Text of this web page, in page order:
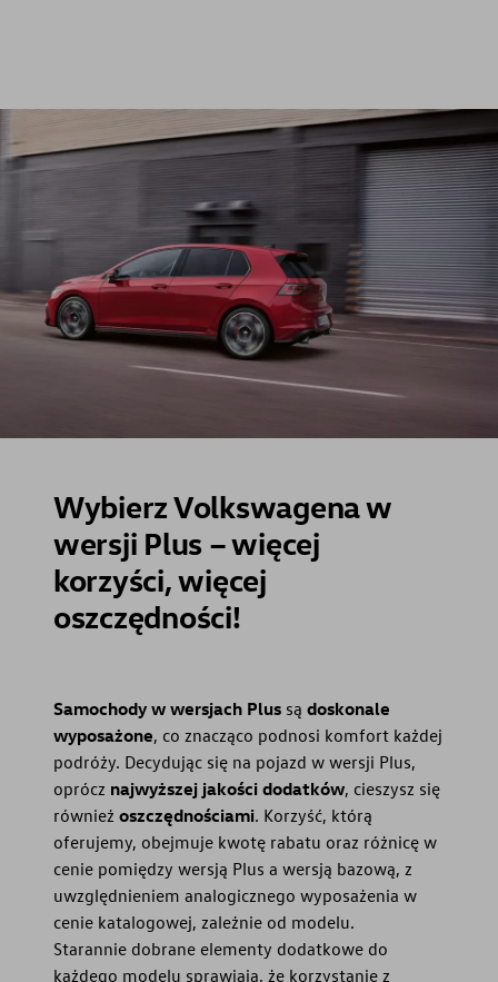
Wybierz Volkswagena w
wersji Plus – więcej
korzyści, więcej
oszczędności!
Samochody w wersjach Plus są doskonale
wyposażone, co znacząco podnosi komfort każdej
podróży. Decydując się na pojazd w wersji Plus,
oprócz najwyższej jakości dodatków, cieszysz się
również oszczędnościami. Korzyść, którą
oferujemy, obejmuje kwotę rabatu oraz różnicę w
cenie pomiędzy wersją Plus a wersją bazową, z
uwzględnieniem analogicznego wyposażenia w
cenie katalogowej, zależnie od modelu.
Starannie dobrane elementy dodatkowe do
każdego modelu sprawiają, że korzystanie z